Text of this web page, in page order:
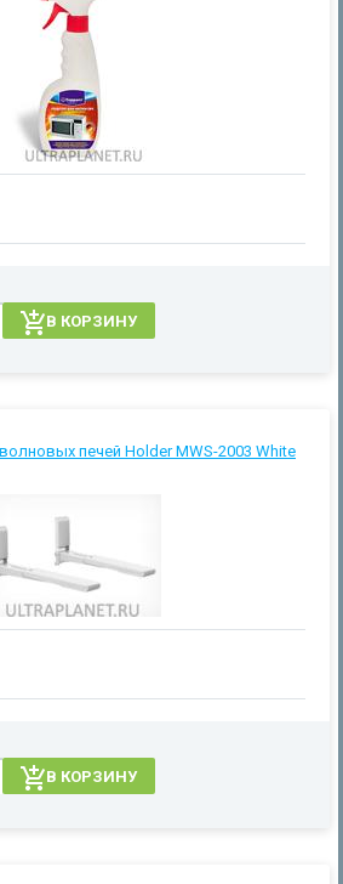
В КОРЗИНУ
печей Holder MWS-2003 White
В КОРЗИНУ